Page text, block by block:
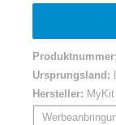
Produktnummer:
Ursprungsland:
Hersteller: MyKit